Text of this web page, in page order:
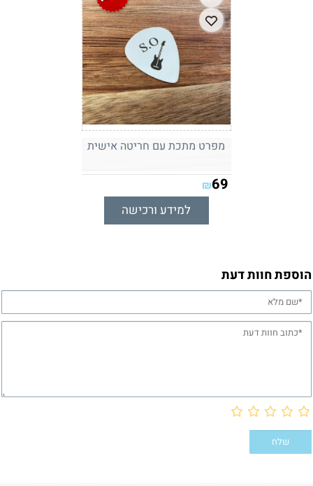
מפרט מתכת עם חריטה אישית
₪69
למידע ורכישה
הוספת חוות דעת